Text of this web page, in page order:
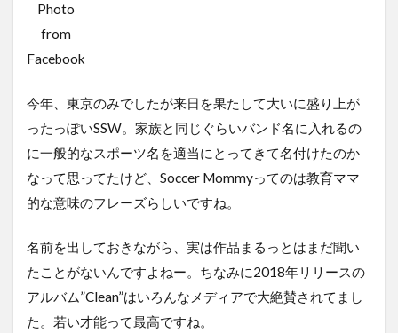
Photo
from
Facebook
今年、東京のみでしたが来日を果たして大いに盛り上が
ったっぽいSSW。家族と同じぐらいバンド名に入れるの
に一般的なスポーツ名を適当にとってきて名付けたのか
なって思ってたけど、Soccer Mommyってのは教育ママ
的な意味のフレーズらしいですね。
名前を出しておきながら、実は作品まるっとはまだ聞い
たことがないんですよねー。ちなみに2018年リリースの
アルバム”Clean”はいろんなメディアで大絶賛されてまし
た。若い才能って最高ですね。